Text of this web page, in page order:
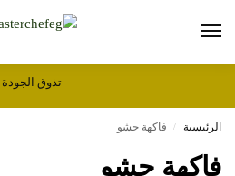
تذوق الجودة
الرئيسية / فاكهة حشو
فاكهة حشو